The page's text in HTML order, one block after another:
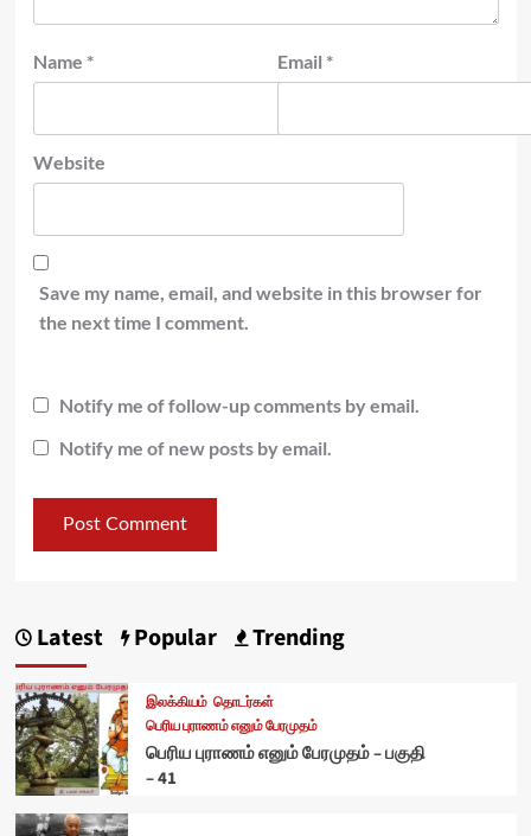
Name * Email *
Website
Save my name, email, and website in this browser for
the next time I comment.
Notify me of follow-up comments by email.
Notify me of new posts by email.
Latest Popular Trending
இலக்கியம் தொடர்கள்
பெரிய புராணம் எனும் பேரமுதம்
பெரிய புராணம் எனும் பேரமுதம் – பகுதி
– 41